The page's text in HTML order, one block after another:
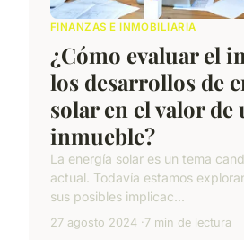
FINANZAS E INMOBILIARIA
¿Cómo evaluar el
los desarrollos de
solar en el valor de
inmueble?
La energía solar es un tema
actual. Todavía estamos
sus posibles implicac...
27 agosto 2024 7 min de lectura